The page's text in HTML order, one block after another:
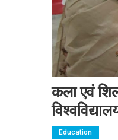
कला एवं
Education